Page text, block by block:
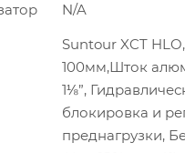
N/A
Suntour XCT
100мм,Шток
1⅛”,
блокировка и
преднагрузки,